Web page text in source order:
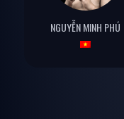
NGUYỄN MINH PHÚ